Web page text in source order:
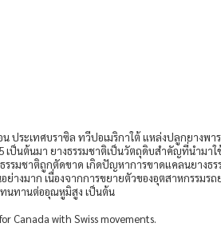
ประเทศบราซิล ทวีปอเมริกาใต้ แหล่งปลูกยา
นต้นมา ยางธรรมชาติเป็นวัตถุดิบสำคัญที่นำมา
รรมชาติถูกตัดขาด เกิดปัญหาการขาดแคลนยา
ย่างมาก เนื่องจากการขยายตัวของอุตสาหกรร
นทานต่ออุณหูมิสูง เป็นต้น
Canada with Swiss movements.